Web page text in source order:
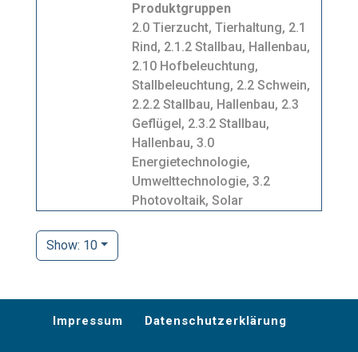
Produktgruppen
2.0 Tierzucht, Tierhaltung, 2.1
Rind, 2.1.2 Stallbau, Hallenbau,
2.10 Hofbeleuchtung,
Stallbeleuchtung, 2.2 Schwein,
2.2.2 Stallbau, Hallenbau, 2.3
Geflügel, 2.3.2 Stallbau,
Hallenbau, 3.0
Energietechnologie,
Umwelttechnologie, 3.2
Photovoltaik, Solar
Show: 10
Impressum Datenschutzerklärung